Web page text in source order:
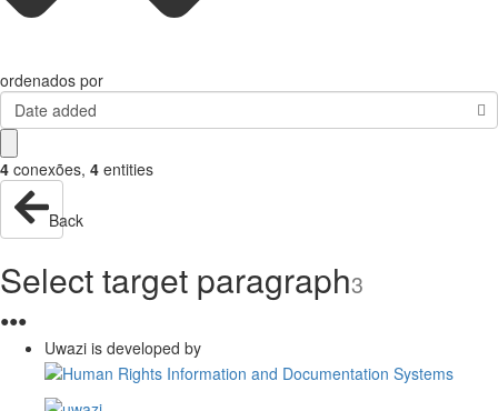
ordenados por
Date added
4 conexões, 4 entities
Back
Select target paragraph3
●●●
Uwazi is developed by